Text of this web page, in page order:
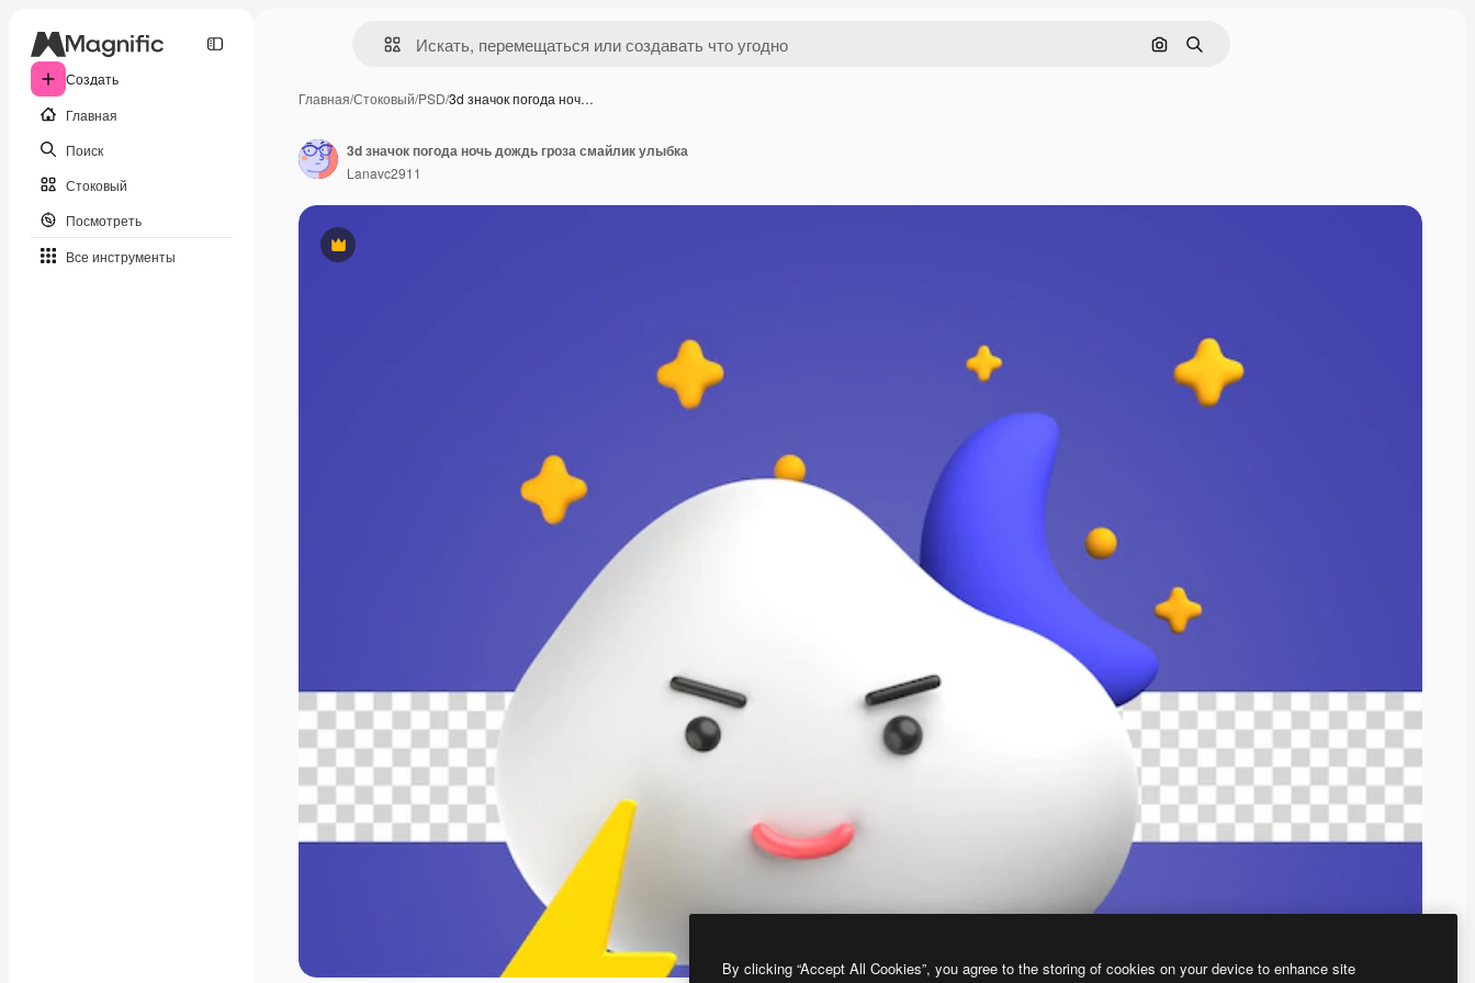
Создать
Главная
Поиск
Стоковый
Посмотреть
Все инструменты
Поиск по изображению
Поиск
Главная/Стоковый/PSD/3d значок погода ноч…
Премиум
3d значок погода ночь дождь гроза смайлик улыбка
Lanavc2911
By clicking “Accept All Cookies”, you agree to the storing of cookies on your device to enhance site